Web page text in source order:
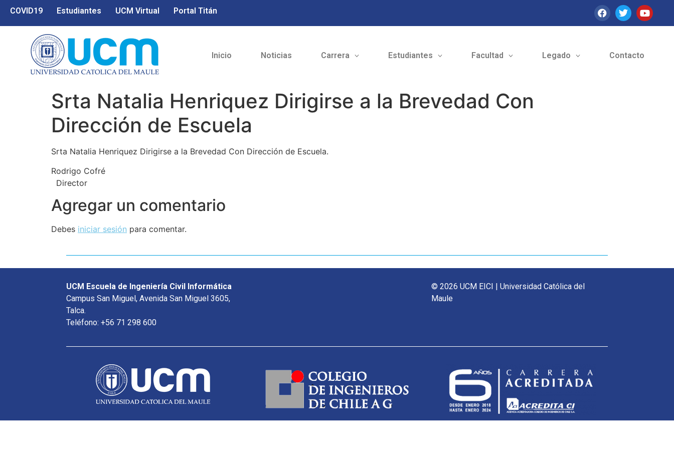
COVID19 Estudiantes UCM Virtual Portal Titán
Inicio Noticias Carrera Estudiantes Facultad Legado Contacto
Srta Natalia Henriquez Dirigirse a la Brevedad Con
Dirección de Escuela
Srta Natalia Henriquez Dirigirse a la Brevedad Con Dirección de Escuela.
Rodrigo Cofré
Director
Agregar un comentario
Debes iniciar sesión para comentar.
UCM Escuela de Ingeniería Civil Informática
Campus San Miguel, Avenida San Miguel 3605,
Talca.
Teléfono: +56 71 298 600
© 2026 UCM EICI | Universidad Católica del
Maule